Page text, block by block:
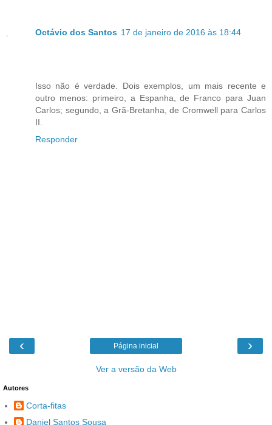
Octávio dos Santos 17 de janeiro de 2016 às 18:44
Isso não é verdade. Dois exemplos, um mais recente e
outro menos: primeiro, a Espanha, de Franco para Juan
Carlos; segundo, a Grã-Bretanha, de Cromwell para Carlos
II.
Responder
‹ ›
Página inicial
Ver a versão da Web
Autores
Corta-fitas
Daniel Santos Sousa